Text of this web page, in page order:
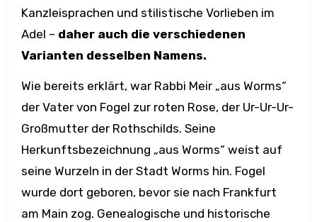
Kanzleisprachen und stilistische Vorlieben im
Adel – daher auch die verschiedenen
Varianten desselben Namens.
Wie bereits erklärt, war Rabbi Meir „aus Worms“
der Vater von Fogel zur roten Rose, der Ur-Ur-Ur-
Großmutter der Rothschilds. Seine
Herkunftsbezeichnung „aus Worms“ weist auf
seine Wurzeln in der Stadt Worms hin. Fogel
wurde dort geboren, bevor sie nach Frankfurt
am Main zog. Genealogische und historische